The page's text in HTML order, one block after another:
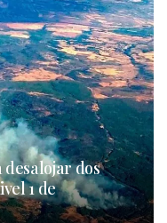
dos
1 de